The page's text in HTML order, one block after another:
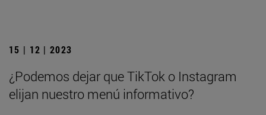
15 | 12 | 2023
¿Podemos dejar que TikTok o Instagram
elijan nuestro menú informativo?